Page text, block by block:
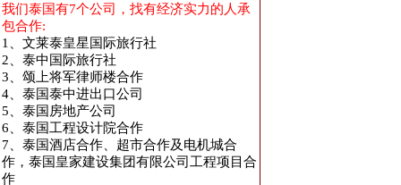
我们泰国有7个公司，找有经济实力的人承
包合作:
1、文莱泰皇星国际旅行社
2、泰中国际旅行社
3、颂上将军律师楼合作
4、泰国泰中进出口公司
5、泰国房地产公司
6、泰国工程设计院合作
7、泰国酒店合作、超市合作及电机城合
作，泰国皇家建设集团有限公司工程项目合
作